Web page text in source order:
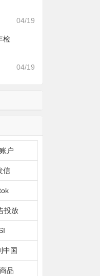
公司
04/19
检
04/19
户
信
投放
中国
品